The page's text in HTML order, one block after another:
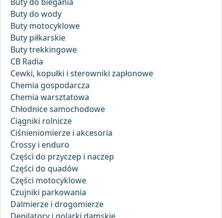
Buty do wody
Buty motocyklowe
Buty piłkarskie
Buty trekkingowe
CB Radia
Cewki, kopułki i sterowniki zapłonowe
Chemia gospodarcza
Chemia warsztatowa
Chłodnice samochodowe
Ciągniki rolnicze
Ciśnieniomierze i akcesoria
Crossy i enduro
Części do przyczep i naczep
Części do quadów
Części motocyklowe
Czujniki parkowania
Dalmierze i drogomierze